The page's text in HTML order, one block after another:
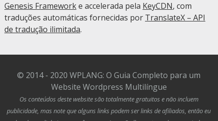
Genesis Frameworke accelerada pela KeyCDN, com
traduções automáticas fornecidas por TranslateX – API
de tradução ilimitada.
© 2014 - 2020 WPLANG: O Guia Completo para um
Website Wordpress Multilíngue
Os conteúdos deste website são totalmente gratuitos e não incluem
publicidade, mas note que alguns links podem ser links de afiliados, então eu